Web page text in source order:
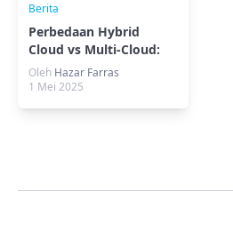
Berita
Perbedaan Hybrid
Cloud vs Multi-Cloud:
Pilih Solusi Terbaik!
Oleh Hazar Farras
1 Mei 2025